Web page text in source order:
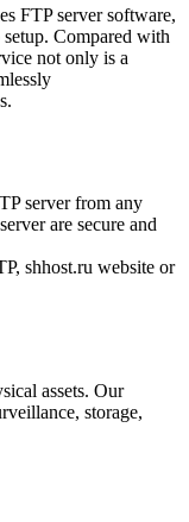
FTP server software,
Compared with
not only is a
server from any
are secure and
shhost.ru website or
assets. Our
storage,